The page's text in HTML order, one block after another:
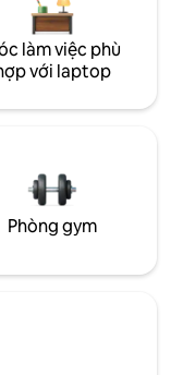
làm việc phù
với laptop
Phòng gym